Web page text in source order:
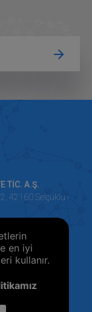
en iyi
kullanır.
TİC. A.Ş.
42160 Selçuklu -